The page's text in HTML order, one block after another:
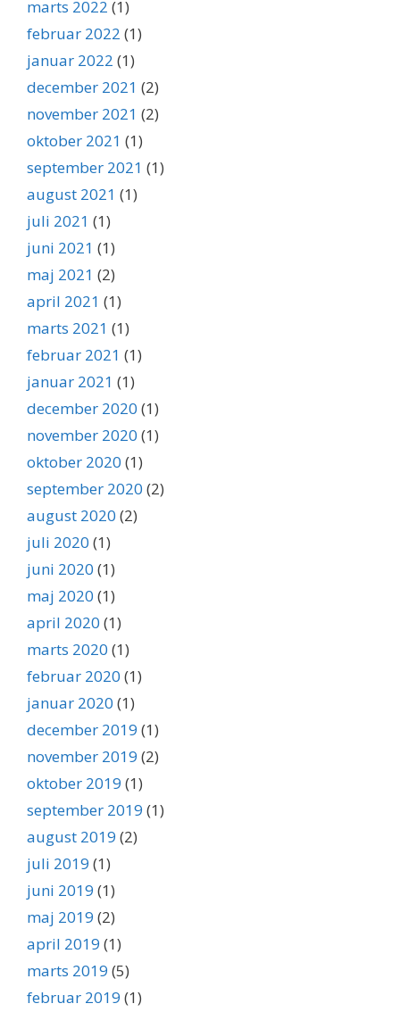
marts 2022 (1)
februar 2022 (1)
januar 2022 (1)
december 2021 (2)
november 2021 (2)
oktober 2021 (1)
september 2021 (1)
august 2021 (1)
juli 2021 (1)
juni 2021 (1)
maj 2021 (2)
april 2021 (1)
marts 2021 (1)
februar 2021 (1)
januar 2021 (1)
december 2020 (1)
november 2020 (1)
oktober 2020 (1)
september 2020 (2)
august 2020 (2)
juli 2020 (1)
juni 2020 (1)
maj 2020 (1)
april 2020 (1)
marts 2020 (1)
februar 2020 (1)
januar 2020 (1)
december 2019 (1)
november 2019 (2)
oktober 2019 (1)
september 2019 (1)
august 2019 (2)
juli 2019 (1)
juni 2019 (1)
maj 2019 (2)
april 2019 (1)
marts 2019 (5)
februar 2019 (1)